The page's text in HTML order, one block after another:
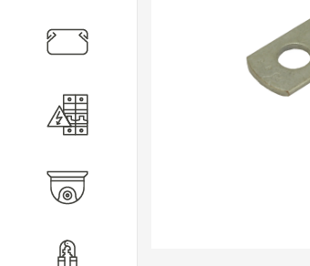
Кабеленесущие системы